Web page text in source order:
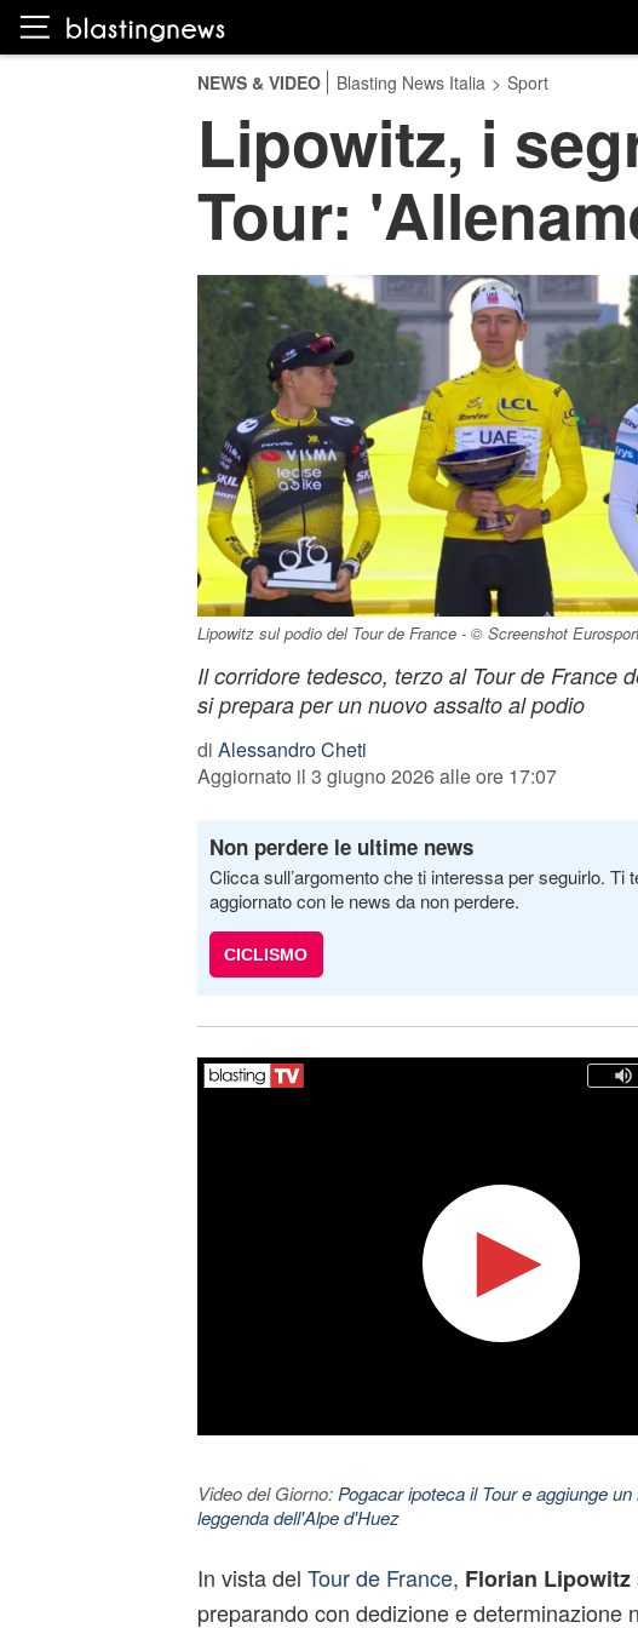
NEWS & VIDEO Blasting News Italia > Sport
Lipowitz, i
Tour:
Lipowitz sul podio del Tour de France - © Screenshot
Il corridore tedesco, terzo al Tour de France
si prepara per un nuovo assalto al podio
di Alessandro Cheti
Aggiornato il 3 giugno 2026 alle ore 17:07
Non perdere le ultime news
Clicca sull’argomento che ti interessa per seguirlo. Ti
aggiornato con le news da non perdere.
CICLISMO
Video del Giorno: Pogacar ipoteca il Tour e aggiunge
leggenda dell'Alpe d'Huez
In vista del Tour de France, Florian Lipowitz
preparando con dedizione e determinazione